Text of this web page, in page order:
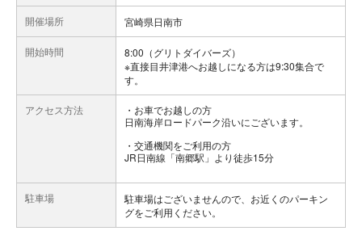
開催場所 宮崎県日南市
開始時間
8:00（グリトダイバーズ）
※直接目井津港へお越しになる方は9:30集合で
す。
アクセス方法
お車でお越しの方
日南海岸ロードパーク沿いにございます。
交通機関をご利用の方
JR日南線「南郷駅」より徒歩15分
駐車場
駐車場はございませんので、お近くのパーキン
グをご利用ください。